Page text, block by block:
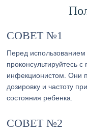
СОВЕТ №1
Перед использованием
проконсультируйтесь
инфекционистом. Они
дозировку и частоту
состояния ребенка.
СОВЕТ №2